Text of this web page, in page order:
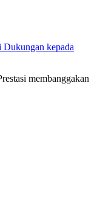
Dukungan kepada
membanggakan